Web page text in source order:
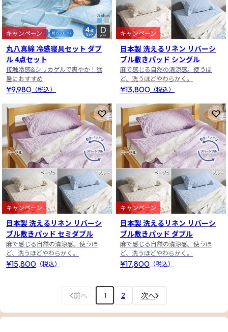
キャンペーン
丸八真綿 冷感寝具セット ダブ
ル 4点セット
接触冷感&シリカゲルで爽やか！猛
暑におすすめ
¥9,980 （税込）
キャンペーン
日本製 洗えるリネン リバーシ
ブル敷きパッド シングル
麻で感じる自然の清涼感。使うほ
ど、洗うほどやわらかく。
¥13,800 （税込）
お気に入りに登録
キャンペーン
日本製 洗えるリネン リバーシ
ブル敷きパッド セミダブル
麻で感じる自然の清涼感。使うほ
ど、洗うほどやわらかく。
¥15,800 （税込）
お
キャンペーン
日本製 洗えるリネン リバーシ
ブル敷きパッド ダブル
麻で感じる自然の清涼感。使うほ
ど、洗うほどやわらかく。
¥17,800 （税込）
前へ 1 2 次へ